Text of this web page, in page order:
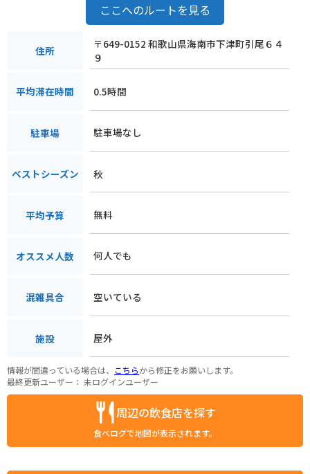
ここへのルートを見る
住所
〒649-0152 和歌山県海南市下津町引尾６４
９
平均滞在時間 0.5時間
駐車場 駐車場なし
ベストシーズン 秋
平均予算 無料
オススメ人数 何人でも
混雑具合 空いている
施設 屋外
情報が間違っている場合は、 こちらから修正をお願いします。
最終更新ユーザー： 未ログインユーザー
周辺の飲食店を探す
食べログで地図が表示されます。